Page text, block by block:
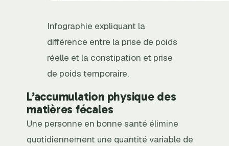
Infographie expliquant la
différence entre la prise de poids
réelle et la constipation et prise
de poids temporaire.
L’accumulation physique des
matières fécales
Une personne en bonne santé élimine
quotidiennement une quantité variable de